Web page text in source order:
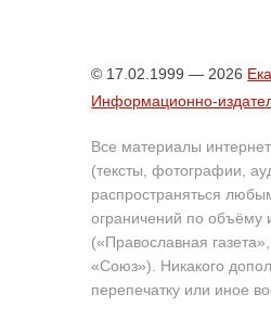
© 17.02.1999 — 2026
Информационно-
Все материалы
(тексты, фотографии,
распространяться
ограничений по объёму
(«Православная
«Союз»). Никакого
перепечатку или иное